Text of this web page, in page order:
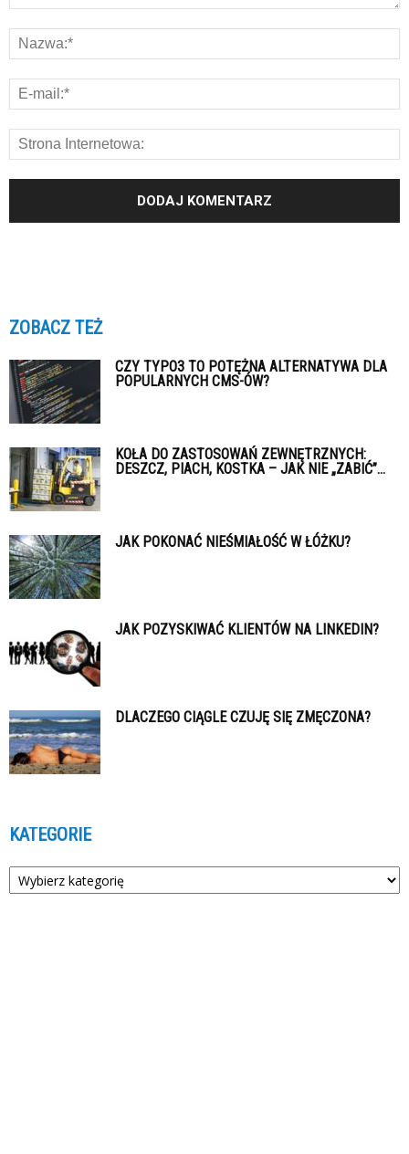
ZOBACZ TEŻ
CZY TYPO3 TO POTĘŻNA ALTERNATYWA DLA
POPULARNYCH CMS-ÓW?
KOŁA DO ZASTOSOWAŃ ZEWNĘTRZNYCH:
DESZCZ, PIACH, KOSTKA – JAK NIE „ZABIĆ”...
JAK POKONAĆ NIEŚMIAŁOŚĆ W ŁÓŻKU?
JAK POZYSKIWAĆ KLIENTÓW NA LINKEDIN?
DLACZEGO CIĄGLE CZUJĘ SIĘ ZMĘCZONA?
KATEGORIE
Kategorie